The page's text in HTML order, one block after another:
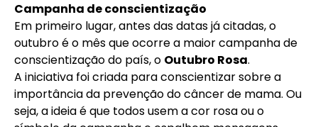
Campanha de conscientização
Em primeiro lugar, antes das datas já citadas, o
outubro é o mês que ocorre a maior campanha de
conscientização do país, o Outubro Rosa.
A iniciativa foi criada para conscientizar sobre a
importância da prevenção do câncer de mama. Ou
seja, a ideia é que todos usem a cor rosa ou o